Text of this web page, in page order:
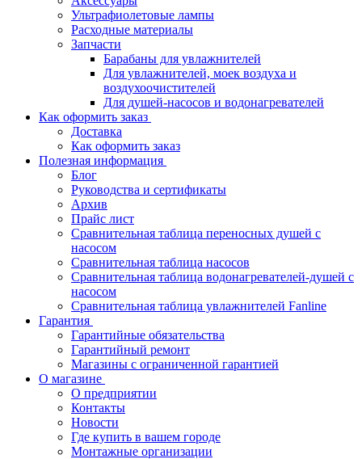
Ультрафиолетовые лампы
Расходные материалы
Запчасти
Барабаны для увлажнителей
Для увлажнителей, моек воздуха и
воздухоочистителей
Для душей-насосов и водонагревателей
Как оформить заказ
Доставка
Как оформить заказ
Полезная информация
Блог
Руководства и сертификаты
Архив
Прайс лист
Сравнительная таблица переносных душей с
насосом
Сравнительная таблица насосов
Сравнительная таблица водонагревателей-душей с
насосом
Сравнительная таблица увлажнителей Fanline
Гарантия
Гарантийные обязательства
Гарантийный ремонт
Магазины с ограниченной гарантией
О магазине
О предприятии
Контакты
Новости
Где купить в вашем городе
Монтажные организации